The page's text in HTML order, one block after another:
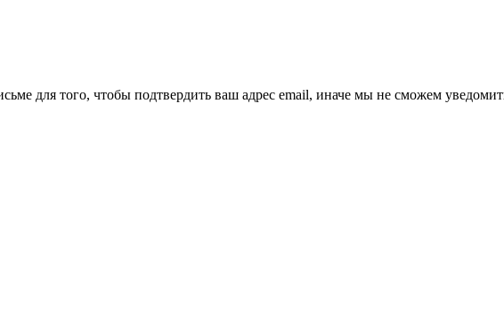
для того, чтобы подтвердить ваш адрес email, иначе мы не сможем